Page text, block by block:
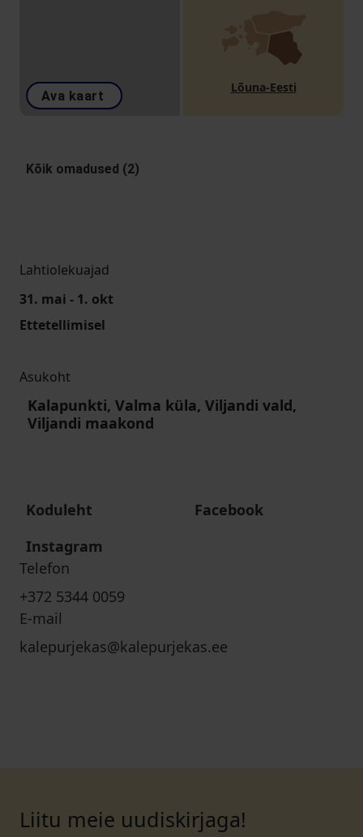
Ava kaart
Lõuna-Eesti
Kõik omadused (2)
Lahtiolekuajad
31. mai - 1. okt
Ettetellimisel
Asukoht
Kalapunkti, Valma küla, Viljandi vald,
Viljandi maakond
Koduleht
Facebook
Instagram
Telefon
+372 5344 0059
E-mail
kalepurjekas@kalepurjekas.ee
Liitu meie uudiskirjaga!